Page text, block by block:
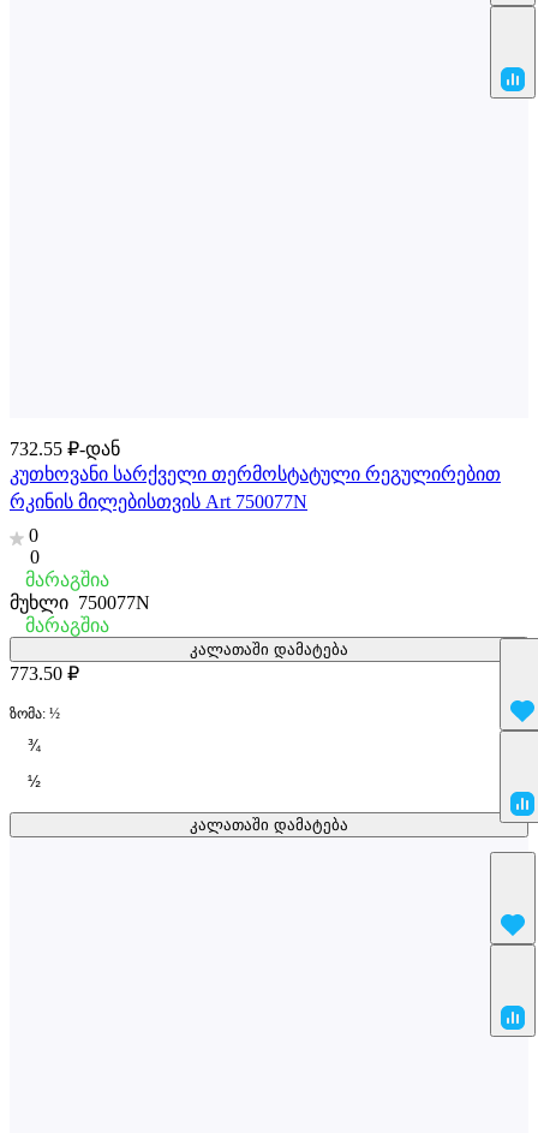
732.55 ₽-დან
კუთხოვანი სარქველი თერმოსტატული რეგულირებით
რკინის მილებისთვის Art 750077N
0
0
მარაგშია
მუხლი 750077N
კალათაში დამატება
მარაგშია
კალათაში დამატება
773.50 ₽
ზომა: ½
¾
½